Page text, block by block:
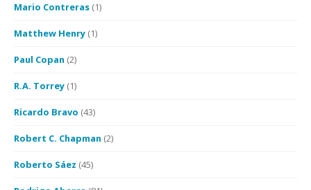
Mario Contreras (1)
Matthew Henry (1)
Paul Copan (2)
R.A. Torrey (1)
Ricardo Bravo (43)
Robert C. Chapman (2)
Roberto Sáez (45)